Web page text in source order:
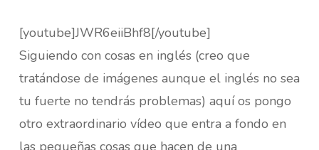
[youtube]JWR6eiiBhf8[/youtube]
Siguiendo con cosas en inglés (creo que
tratándose de imágenes aunque el inglés no sea
tu fuerte no tendrás problemas) aquí os pongo
otro extraordinario vídeo que entra a fondo en
las pequeñas cosas que hacen de una